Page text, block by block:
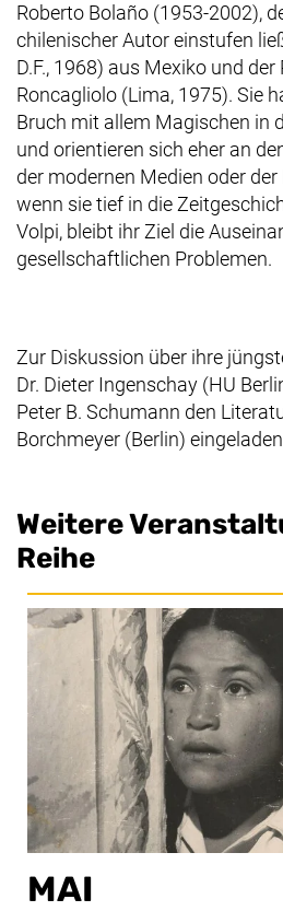
Roberto Bolaño (1953-2002),
chilenischer Autor einstufen
D.F., 1968) aus Mexiko und
Roncagliolo (Lima, 1975). Sie
Bruch mit allem Magischen in
und orientieren sich eher an
der modernen Medien oder
wenn sie tief in die
Volpi, bleibt ihr Ziel die
gesellschaftlichen Problemen.
Zur Diskussion über ihre
Dr. Dieter Ingenschay (HU
Peter B. Schumann den
Borchmeyer (Berlin)
Weitere
Reihe
MAI